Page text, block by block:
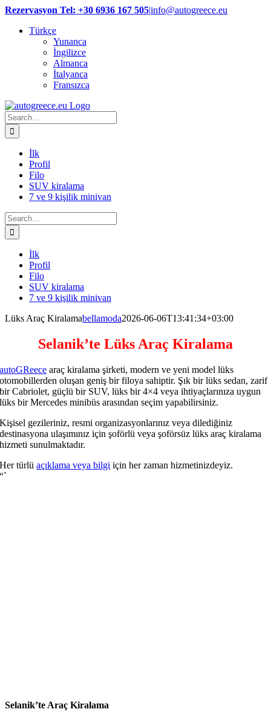
Skip
content
Rezervasyon Tel: +30 6936 167 505|info@autogreece.eu
Türkçe
Yunanca
İngilizce
Almanca
İtalyanca
Fransızca
Search
for:
İlk
Profil
Filo
SUV kiralama
7 ve 9 kişilik minivan
Search
for:
İlk
Profil
Filo
SUV kiralama
7 ve 9 kişilik minivan
Lüks Araç Kiralamabellamoda2026-06-06T13:41:34+03:00
Selanik’te Lüks Araç Kiralama
autoGReece araç kiralama şirketi, modern ve yeni model lüks
otomobillerden oluşan geniş bir filoya sahiptir. Şık bir lüks sedan, zarif
bir Cabriolet, güçlü bir SUV, lüks bir 4×4 veya ihtiyaçlarınıza uygun
lüks bir Mercedes minibüs arasından seçim yapabilirsiniz.
Kişisel gezileriniz, resmi organizasyonlarınız veya dilediğiniz
destinasyona ulaşımınız için şoförlü veya şoförsüz lüks araç kiralama
hizmeti sunulmaktadır.
Her türlüaçıklama veya bilgi için her zaman hizmetinizdeyiz.
“`
Selanik’te Araç Kiralama